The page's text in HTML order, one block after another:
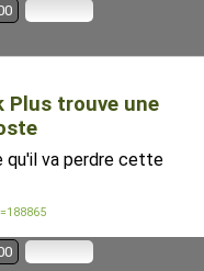
Plus trouve une
qu'il va perdre cette